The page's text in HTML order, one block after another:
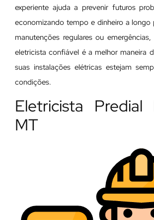
experiente ajuda a prevenir futuros
economizando tempo e dinheiro a longo
manutenções regulares ou
eletricista confiável é a melhor maneira
suas instalações elétricas estejam
condições.
Eletricista Predial
MT